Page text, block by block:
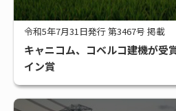
令和5年7月31日発行 第3467号 掲載
キャニコム、コベルコ建機が受
イン賞